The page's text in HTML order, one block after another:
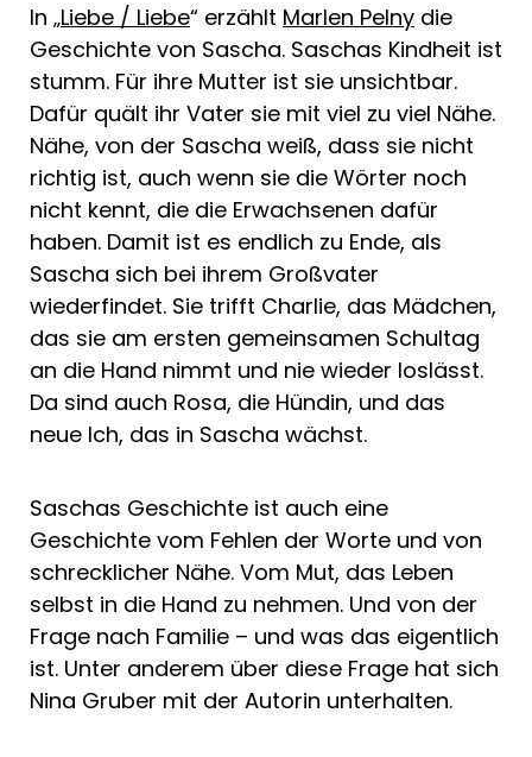
In „Liebe / Liebe“ erzählt Marlen Pelny die
Geschichte von Sascha. Saschas Kindheit ist
stumm. Für ihre Mutter ist sie unsichtbar.
Dafür quält ihr Vater sie mit viel zu viel Nähe.
Nähe, von der Sascha weiß, dass sie nicht
richtig ist, auch wenn sie die Wörter noch
nicht kennt, die die Erwachsenen dafür
haben. Damit ist es endlich zu Ende, als
Sascha sich bei ihrem Großvater
wiederfindet. Sie trifft Charlie, das Mädchen,
das sie am ersten gemeinsamen Schultag
an die Hand nimmt und nie wieder loslässt.
Da sind auch Rosa, die Hündin, und das
neue Ich, das in Sascha wächst.
Saschas Geschichte ist auch eine
Geschichte vom Fehlen der Worte und von
schrecklicher Nähe. Vom Mut, das Leben
selbst in die Hand zu nehmen. Und von der
Frage nach Familie – und was das eigentlich
ist. Unter anderem über diese Frage hat sich
Nina Gruber mit der Autorin unterhalten.